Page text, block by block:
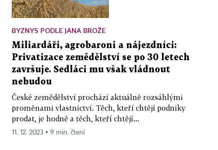
BYZNYS PODLE JANA BROŽE
Miliardáři, agrobaroni a nájezdníci:
Privatizace zemědělství se po 30 letech
završuje. Sedláci mu však vládnout
nebudou
České zemědělství prochází aktuálně rozsáhlými
proměnami vlastnictví. Těch, kteří chtějí podniky
prodat, je hodně a těch, kteří chtějí...
11. 12. 2023 ▪ 9 min. čtení